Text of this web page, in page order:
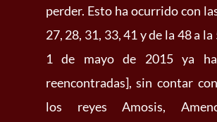
perder. Esto ha ocurrido con
27, 28, 31, 33, 41 y de la 48 a
1 de mayo de 2015 ya
reencontradas], sin contar
los reyes Amosis,